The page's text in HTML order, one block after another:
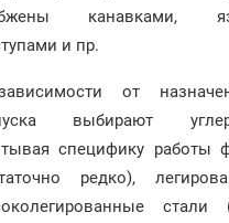
канавками,
и пр.
от
выбирают
специфику работы
редко),
стали